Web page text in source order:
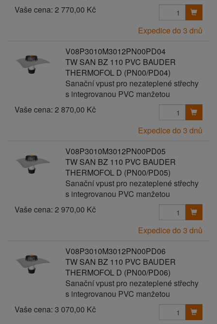
Vaše cena: 2 770,00 Kč
Expedice do 3 dnů
V08P3010M3012PN00PD04
TW SAN BZ 110 PVC BAUDER
THERMOFOL D (PN00/PD04)
Sanační vpust pro nezateplené střechy
s integrovanou PVC manžetou
Vaše cena: 2 870,00 Kč
Expedice do 3 dnů
V08P3010M3012PN00PD05
TW SAN BZ 110 PVC BAUDER
THERMOFOL D (PN00/PD05)
Sanační vpust pro nezateplené střechy
s integrovanou PVC manžetou
Vaše cena: 2 970,00 Kč
Expedice do 3 dnů
V08P3010M3012PN00PD06
TW SAN BZ 110 PVC BAUDER
THERMOFOL D (PN00/PD06)
Sanační vpust pro nezateplené střechy
s integrovanou PVC manžetou
Vaše cena: 3 070,00 Kč